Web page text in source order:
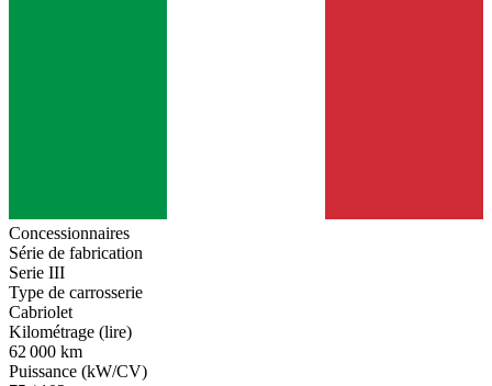
Concessionnaires
Série de fabrication
Serie III
Type de carrosserie
Cabriolet
Kilométrage (lire)
62 000 km
Puissance (kW/CV)